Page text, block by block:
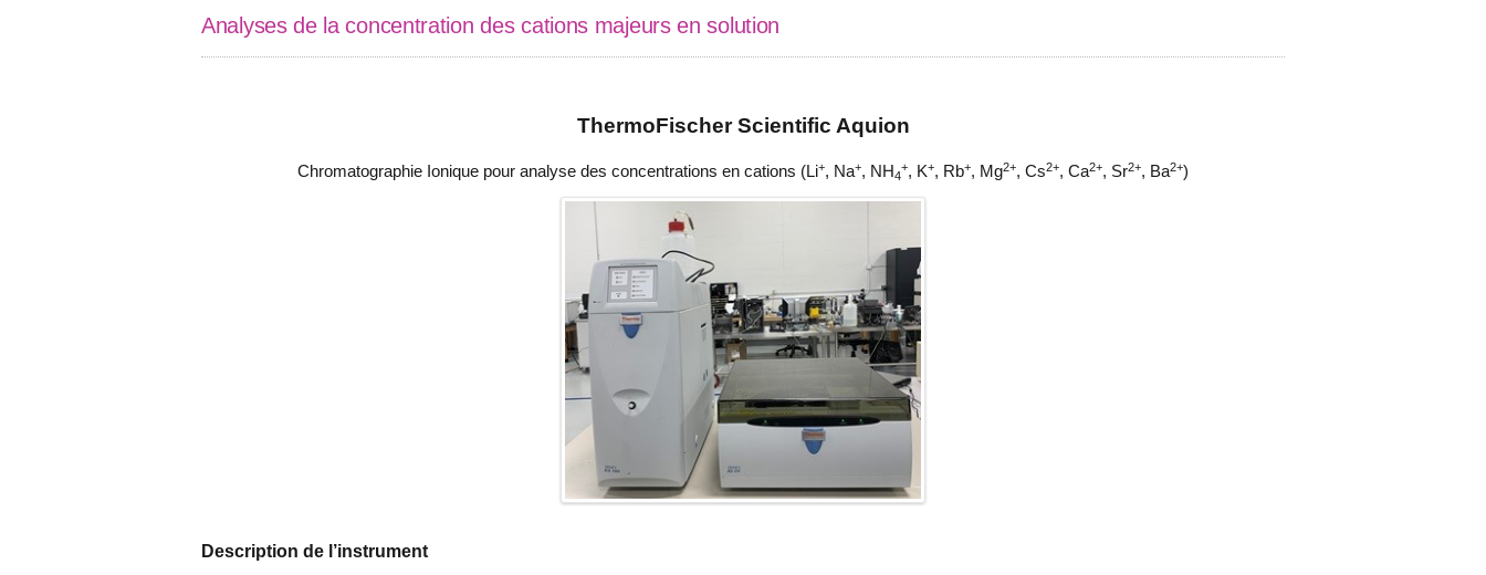
Analyses de la concentration des cations majeurs en solution
ThermoFischer Scientific Aquion
Chromatographie Ionique pour analyse des concentrations en cations (Li+, Na+, NH4
+, K+, Rb+, Mg2+, Cs2+, Ca2+, Sr2+, Ba2+)
Description de l’instrument